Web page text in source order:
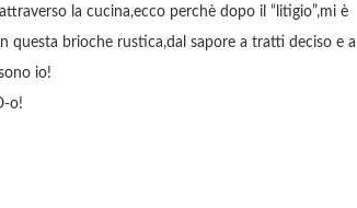
la cucina,ecco perchè dopo il “litigio”,mi è
questa brioche rustica,dal sapore a tratti deciso e a
io!
o!